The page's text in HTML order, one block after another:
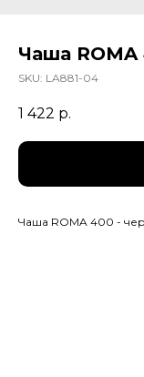
Чаша
SKU: LA881-04
1 422 р.
Чаша ROMA 400 -